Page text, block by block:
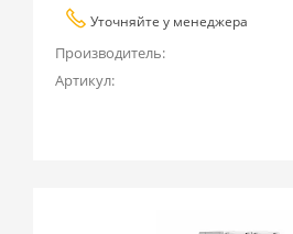
Уточняйте у менеджера
Производитель:
Артикул: